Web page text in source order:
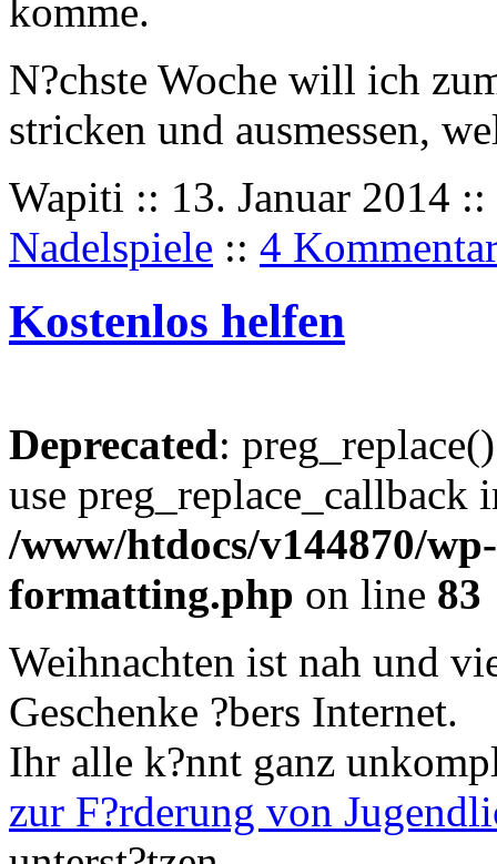
komme.
N?chste Woche will ich
stricken und ausmessen,
Wapiti :: 13. Januar 2014 ::
Nadelspiele :: 4
Kostenlos helfen
Deprecated:
use preg_replace_callback
/www/htdocs/v144870/
formatting.php on line 83
Weihnachten ist nah und
Geschenke ?bers Internet.
Ihr alle k?nnt ganz
zur F?rderung von